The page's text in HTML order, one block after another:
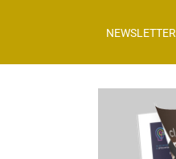
NEWSLETTER